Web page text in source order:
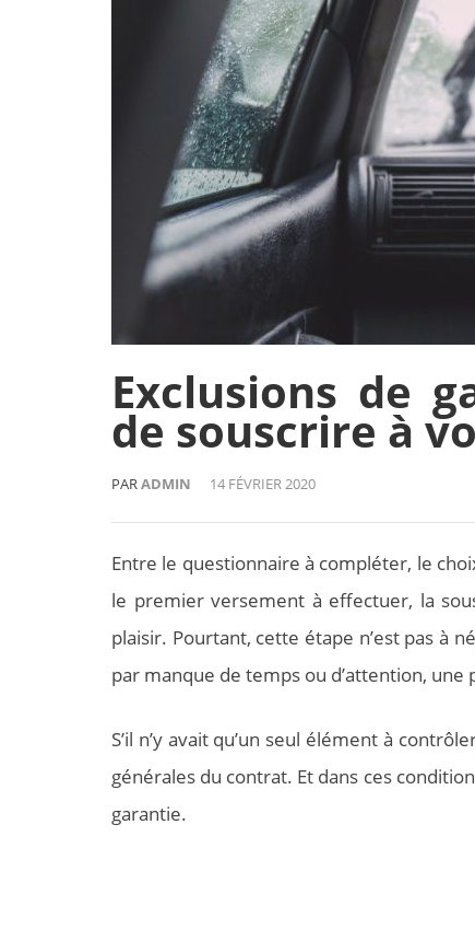
Exclusions de
de souscrire à
PARADMIN 14 FÉVRIER 2020
Entre le questionnaire à compléter, le
le premier versement à effectuer, la
plaisir. Pourtant, cette étape n’est pas à
par manque de temps ou d’attention,
S’il n’y avait qu’un seul élément à
générales du contrat. Et dans ces
garantie.